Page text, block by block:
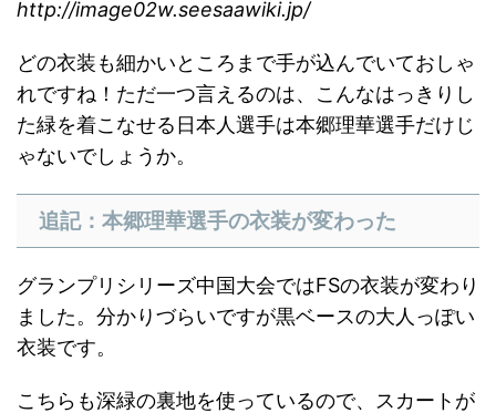
http://image02w.seesaawiki.jp/
どの衣装も細かいところまで手が込んでいておしゃ
れですね！ただ一つ言えるのは、こんなはっきりし
た緑を着こなせる日本人選手は本郷理華選手だけじ
ゃないでしょうか。
追記：本郷理華選手の衣装が変わった
グランプリシリーズ中国大会ではFSの衣装が変わり
ました。分かりづらいですが黒ベースの大人っぽい
衣装です。
こちらも深緑の裏地を使っているので、スカートが